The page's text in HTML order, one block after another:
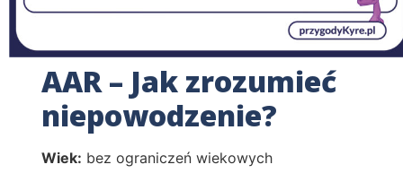
AAR – Jak zrozumieć
niepowodzenie?
Wiek: bez ograniczeń wiekowych